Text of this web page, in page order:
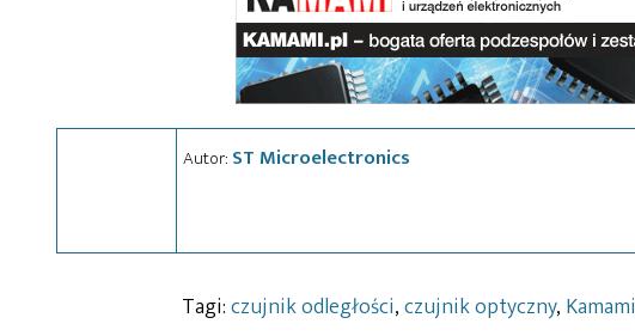
Autor: ST Microelectronics
Tagi:czujnik odległości,czujnik optyczny, Kamami